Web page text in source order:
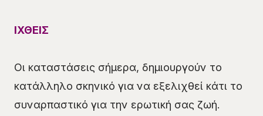
ΙΧΘΕΙΣ
Οι καταστάσεις σήμερα, δημιουργούν το
κατάλληλο σκηνικό για να εξελιχθεί κάτι το
συναρπαστικό για την ερωτική σας ζωή.